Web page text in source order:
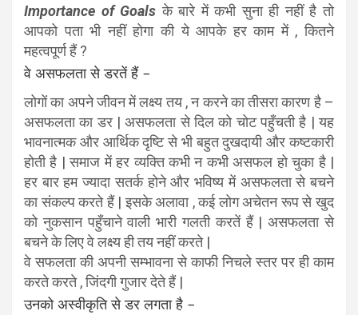
Importance of Goals के बारे में कभी सुना ही नहीं है तो
आपको पता भी नहीं होगा की ये आपके हर काम में , कितने
महत्वपूर्ण हैं ?
वे असफलता से डरतें हैं –
लोगों का अपने जीवन में लक्ष्य तय , न करने का तीसरा कारण है –
असफलता का डर | असफलता से दिल को चोट पहुँचती है | यह
भावनात्मक और आर्थिक दृष्टि से भी बहुत दुखदायी और कष्टकारी
होती है | समाज में हर व्यक्ति कभी न कभी असफल हो चुका है |
हर बार हम ज्यादा सतर्क होने और भविष्य में असफलता से बचने
का संकल्प करते हैं | इसके अलावा , कई लोग अचेतन रूप से खुद
को नुकसान पहुँचाने वाली भारी गलती करतें हैं | असफलता से
बचने के लिए वे लक्ष्य ही तय नहीं करते |
वे सफलता की अपनी सम्भावना से काफी निचले स्तर पर ही काम
करते करते , जिंदगी गुजार देते हैं |
उनको अस्वीकृति से डर लगता है –